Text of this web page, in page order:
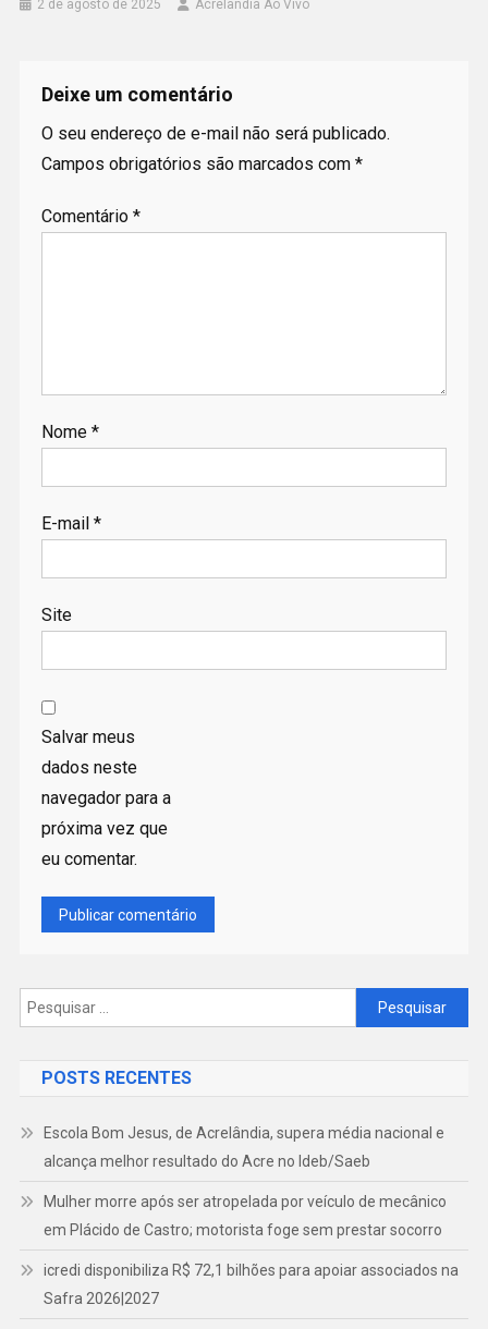
2 de agosto de 2025 Acrelândia Ao Vivo
Deixe um comentário
O seu endereço de e-mail não será publicado.
Campos obrigatórios são marcados com *
Comentário *
Nome *
E-mail *
Site
Salvar meus
dados neste
navegador para a
próxima vez que
eu comentar.
Pesquisar
por:
POSTS RECENTES
Escola Bom Jesus, de Acrelândia, supera média nacional e
alcança melhor resultado do Acre no Ideb/Saeb
Mulher morre após ser atropelada por veículo de mecânico
em Plácido de Castro; motorista foge sem prestar socorro
icredi disponibiliza R$ 72,1 bilhões para apoiar associados na
Safra 2026|2027